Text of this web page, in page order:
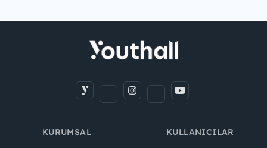
KURUMSAL KULLANICILAR